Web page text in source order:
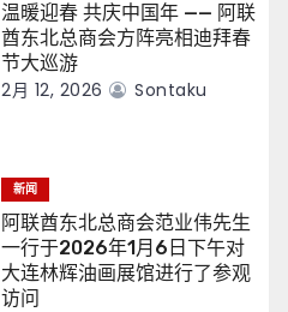
温暖迎春 共庆中国年 —— 阿联
酋东北总商会方阵亮相迪拜春
节大巡游
2月 12, 2026 Sontaku
新闻
阿联酋东北总商会范业伟先生
一行于2026年1月6日下午对
大连林辉油画展馆进行了参观
访问